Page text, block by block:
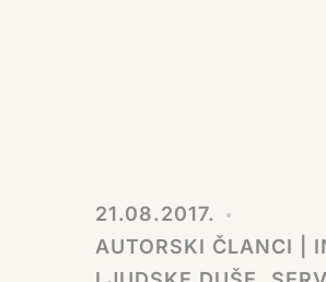
21.08.2017.
AUTORSKI ČLANCI |